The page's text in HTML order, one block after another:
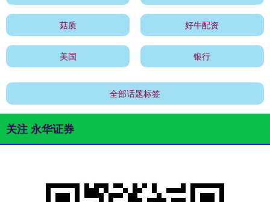
菇质 好牛配资
美国 银行
全部话题标签
关注 永华证券